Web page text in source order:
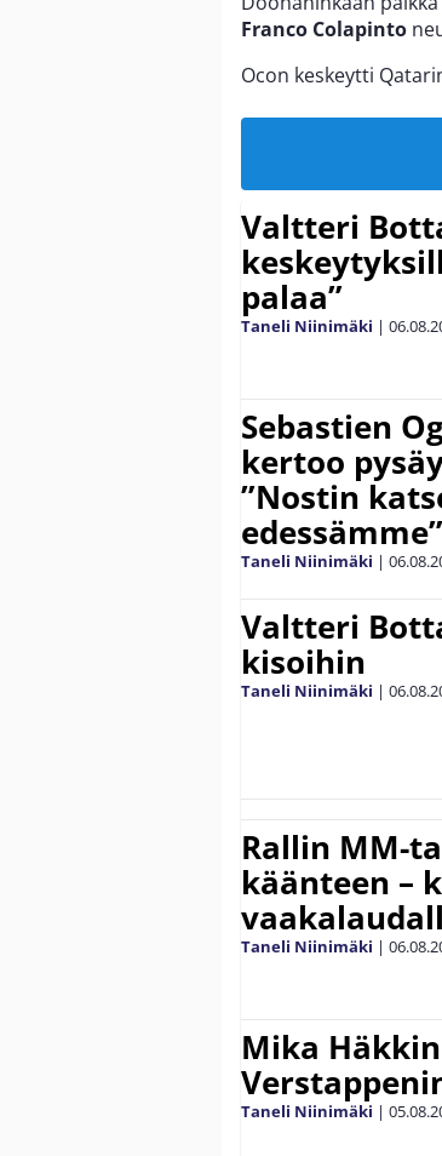
Franco Colapinto
Ocon keskeytti
Valtteri
palaa”
Taneli Niinimäki |
Sebastien
kertoo
”Nostin
edessämme”
Taneli Niinimäki |
Valtteri
kisoihin
Taneli Niinimäki |
Rallin MM-
käänteen –
Taneli Niinimäki |
Mika
Taneli Niinimäki |